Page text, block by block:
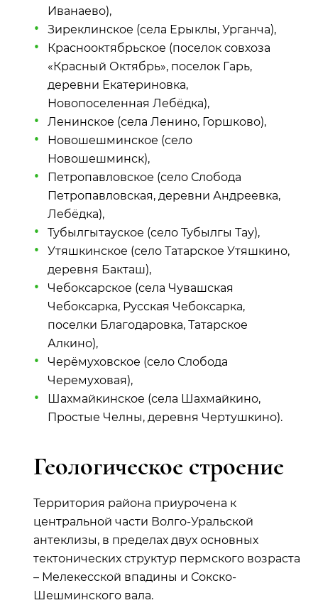
Иванаево),
Зиреклинское (села Ерыклы, Урганча),
Краснооктябрьское (поселок совхоза
«Красный Октябрь», поселок Гарь,
деревни Екатериновка,
Новопоселенная Лебёдка),
Ленинское (села Ленино, Горшково),
Новошешминское (село
Новошешминск),
Петропавловское (село Слобода
Петропавловская, деревни Андреевка,
Лебёдка),
Тубылгытауское (село Тубылгы Тау),
Утяшкинское (село Татарское Утяшкино,
деревня Бакташ),
Чебоксарское (села Чувашская
Чебоксарка, Русская Чебоксарка,
поселки Благодаровка, Татарское
Алкино),
Черёмуховское (село Слобода
Черемуховая),
Шахмайкинское (села Шахмайкино,
Простые Челны, деревня Чертушкино).
Геологическое строение
Территория района приурочена к
центральной части Волго-Уральской
антеклизы, в пределах двух основных
тектонических структур пермского возраста
– Мелекесской впадины и Сокско-
Шешминского вала.